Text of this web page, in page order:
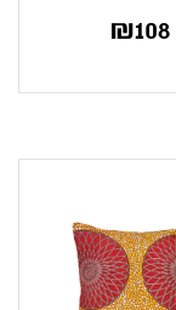
₪108